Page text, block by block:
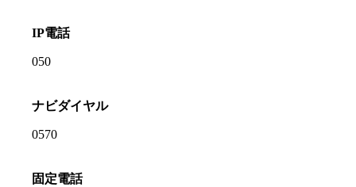
IP電話
050
ナビダイヤル
0570
固定電話